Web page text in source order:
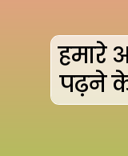
हमारे
पढ़ने